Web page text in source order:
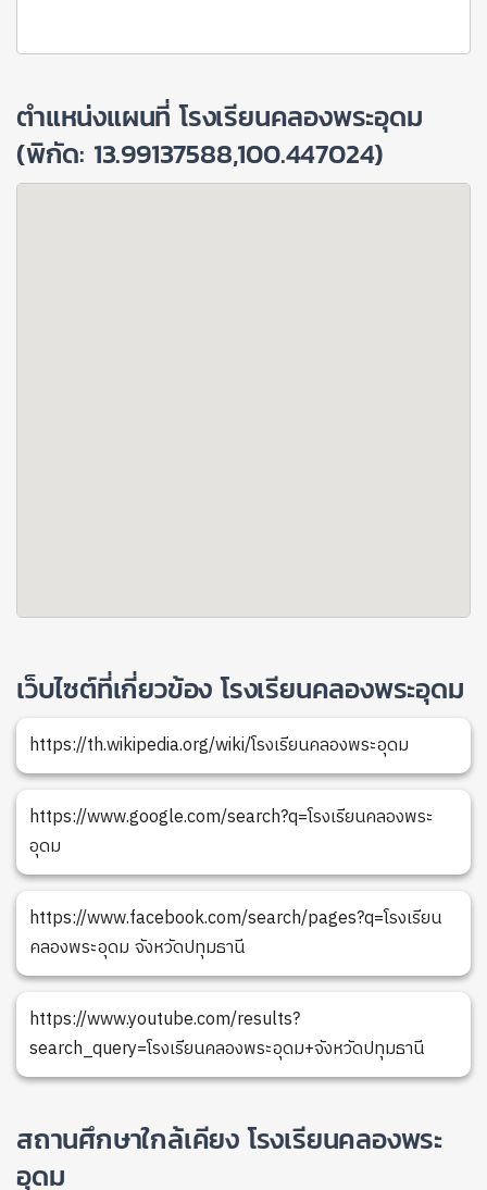
ตำแหน่งแผนที่ โรงเรียนคลองพระอุดม
(พิกัด: 13.99137588,100.447024)
เว็บไซต์ที่เกี่ยวข้อง โรงเรียนคลองพระอุดม
https://th.wikipedia.org/wiki/โรงเรียนคลองพระอุดม
https://www.google.com/search?q=โรงเรียนคลองพระ
อุดม
https://www.facebook.com/search/pages?q=โรงเรียน
คลองพระอุดม จังหวัดปทุมธานี
https://www.youtube.com/results?
search_query=โรงเรียนคลองพระอุดม+จังหวัดปทุมธานี
สถานศึกษาใกล้เคียง โรงเรียนคลองพระ
อุดม